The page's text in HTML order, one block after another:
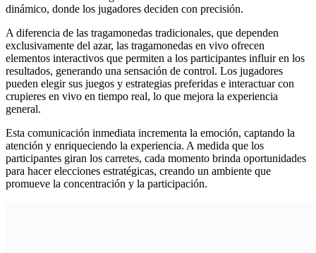
dinámico, donde los jugadores deciden con precisión.
A diferencia de las tragamonedas tradicionales, que dependen
exclusivamente del azar, las tragamonedas en vivo ofrecen
elementos interactivos que permiten a los participantes influir en los
resultados, generando una sensación de control. Los jugadores
pueden elegir sus juegos y estrategias preferidas e interactuar con
crupieres en vivo en tiempo real, lo que mejora la experiencia
general.
Esta comunicación inmediata incrementa la emoción, captando la
atención y enriqueciendo la experiencia. A medida que los
participantes giran los carretes, cada momento brinda oportunidades
para hacer elecciones estratégicas, creando un ambiente que
promueve la concentración y la participación.